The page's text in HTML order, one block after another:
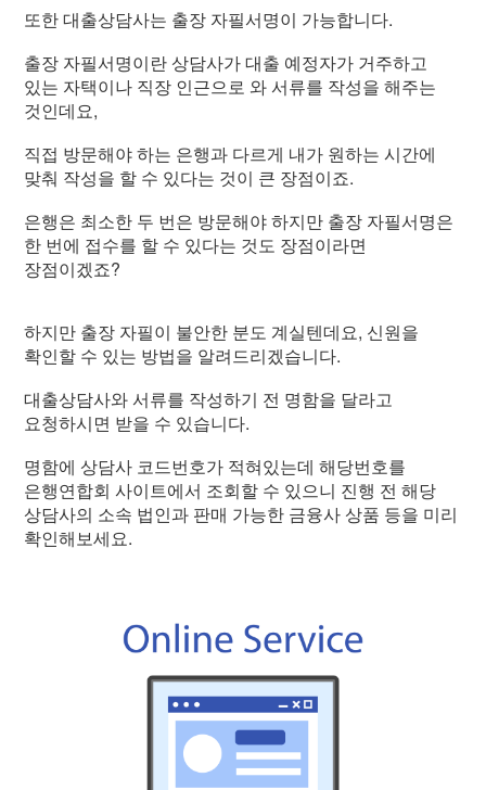
또한 대출상담사는 출장 자필서명이 가능합니다.
출장 자필서명이란 상담사가 대출 예정자가 거주하고
있는 자택이나 직장 인근으로 와 서류를 작성을 해주는
것인데요,
직접 방문해야 하는 은행과 다르게 내가 원하는 시간에
맞춰 작성을 할 수 있다는 것이 큰 장점이죠.
은행은 최소한 두 번은 방문해야 하지만 출장 자필서명은
한 번에 접수를 할 수 있다는 것도 장점이라면
장점이겠죠?
하지만 출장 자필이 불안한 분도 계실텐데요, 신원을
확인할 수 있는 방법을 알려드리겠습니다.
대출상담사와 서류를 작성하기 전 명함을 달라고
요청하시면 받을 수 있습니다.
명함에 상담사 코드번호가 적혀있는데 해당번호를
은행연합회 사이트에서 조회할 수 있으니 진행 전 해당
상담사의 소속 법인과 판매 가능한 금융사 상품 등을 미리
확인해보세요.